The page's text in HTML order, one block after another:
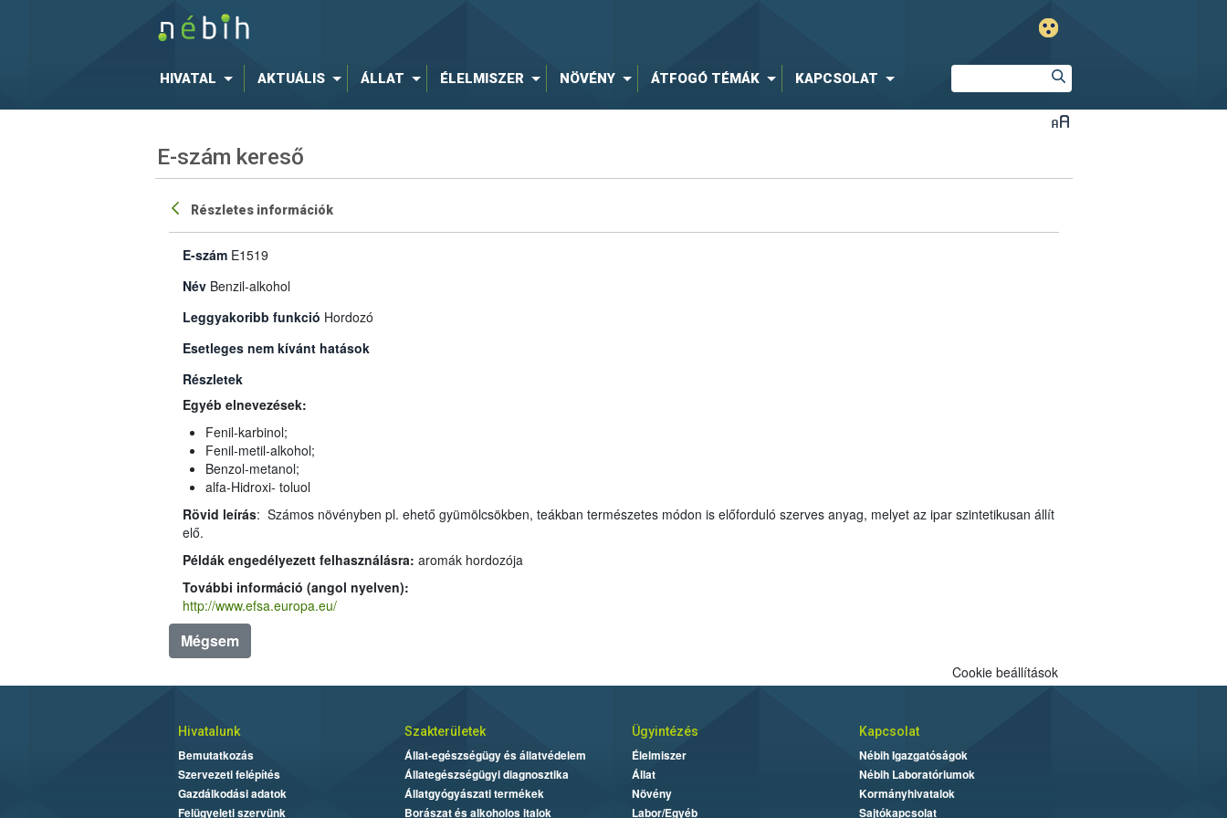
HIVATAL AKTUÁLIS ÁLLAT ÉLELMISZER NÖVÉNY ÁTFOGÓ TÉMÁK KAPCSOLAT
E-szám kereső
Részletes információk
E-szám E1519
Név Benzil-alkohol
Leggyakoribb funkció Hordozó
Esetleges nem kívánt hatások
Részletek
Egyéb elnevezések:
Fenil-karbinol;
Fenil-metil-alkohol;
Benzol-metanol;
alfa-Hidroxi- toluol
Rövid leírás: Számos növényben pl. ehető gyümölcsökben, teákban természetes módon is előforduló szerves anyag, melyet az ipar szintetikusan állít
elő.
Példák engedélyezett felhasználásra: aromák hordozója
További információ (angol nyelven):
http://www.efsa.europa.eu/
Mégsem
Cookie beállítások
Hivatalunk
Bemutatkozás
Szervezeti felépítés
Gazdálkodási adatok
Felügyeleti szervünk
Szakterületek
Állat-egészségügy és állatvédelem
Állategészségügyi diagnosztika
Állatgyógyászati termékek
Borászat és alkoholos italok
Ügyintézés
Élelmiszer
Állat
Növény
Labor/Egyéb
Kapcsolat
Nébih Igazgatóságok
Nébih Laboratóriumok
Kormányhivatalok
Sajtókapcsolat